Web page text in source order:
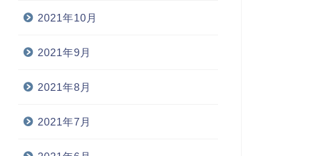
2021年10月
2021年9月
2021年8月
2021年7月